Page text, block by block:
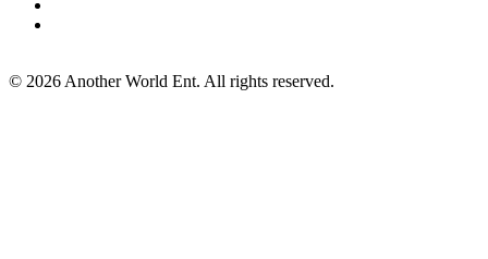
© 2026 Another World Ent. All rights reserved.